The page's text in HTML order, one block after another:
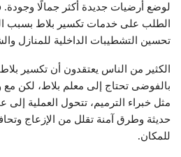
لوضع أرضيات جديدة أكثر جمالًا وجودة.
الطلب على خدمات تكسير بلاط بسبب
تحسين التشطيبات الداخلية للمنازل
الكثير من الناس يعتقدون أن تكسير
بالفوضى تحتاج إلى معلم بلاط، لكن
مثل خبراء الترميم، تتحول العملية إلى
حديثة وطرق آمنة تقلل من الإزعاج
للمكان.